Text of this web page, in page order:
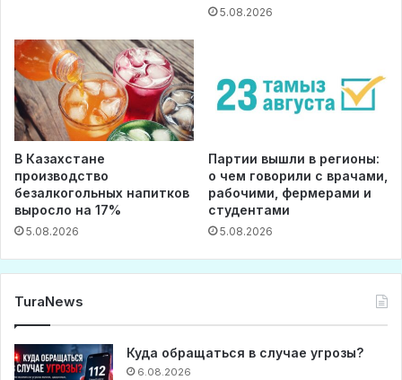
5.08.2026
В Казахстане
производство
безалкогольных напитков
выросло на 17%
5.08.2026
Партии вышли в регионы:
о чем говорили с врачами,
рабочими, фермерами и
студентами
5.08.2026
TuraNews
Куда обращаться в случае угрозы?
6.08.2026